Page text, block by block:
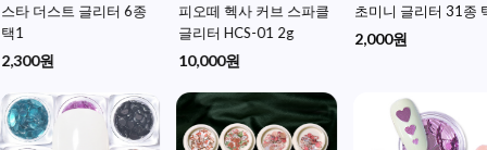
스타 더스트 글리터 6종
택1
2,300원
피오떼 헥사 커브 스파클
글리터 HCS-01 2g
10,000원
초미니 글리터 31종
2,000원